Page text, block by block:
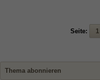
Seite: 1
Thema abonnieren